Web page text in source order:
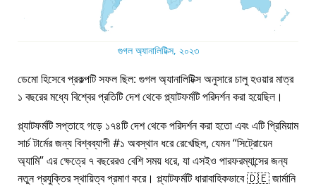
গুগল অ্যানালিটিক্স, ২০২৩
ডেমো হিসেবে প্রকল্পটি সফল ছিল: গুগল অ্যানালিটিক্স অনুসারে চালু হওয়ার মাত্র
১ বছরের মধ্যে বিশ্বের প্রতিটি দেশ থেকে প্ল্যাটফর্মটি পরিদর্শন করা হয়েছিল।
প্ল্যাটফর্মটি সপ্তাহে গড়ে ১৭৪টি দেশ থেকে পরিদর্শন করা হতো এবং এটি প্রিমিয়াম
সার্চ টার্মের জন্য বিশ্বব্যাপী #১ অবস্থান ধরে রেখেছিল, যেমন সিট্রোয়েন
অ্যামি এর ক্ষেত্রে ৭ বছরেরও বেশি সময় ধরে, যা এসইও পারফরম্যান্সের জন্য
নতুন প্রযুক্তির স্থায়িত্ব প্রমাণ করে। প্ল্যাটফর্মটি ধারাবাহিকভাবে 🇩🇪 জার্মানি